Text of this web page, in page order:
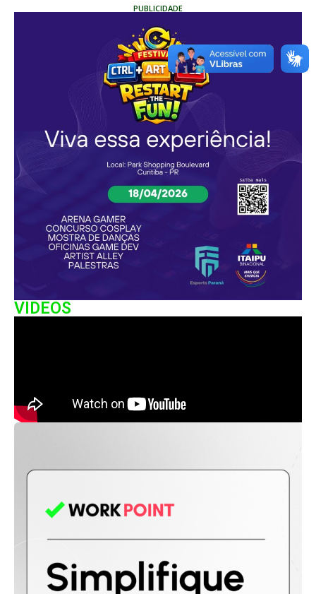
PUBLICIDADE
VIDEOS